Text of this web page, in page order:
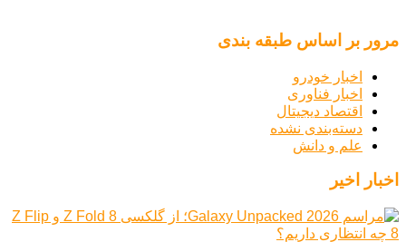
مرور بر اساس طبقه بندی
اخبار خودرو
اخبار فناوری
اقتصاد دیجیتال
دسته‌بندی نشده
علم و دانش
اخبار اخیر